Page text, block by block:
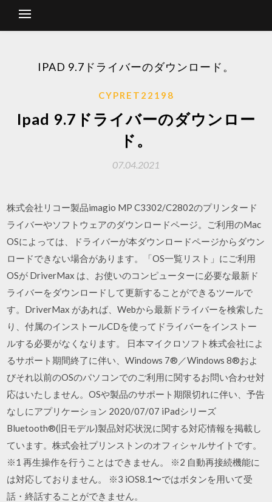
IPAD 9.7ドライバーのダウンロード。
CYPRET22198
Ipad 9.7ドライバーのダウンロー
ド。
07.04.2021
株式会社リコー製品imagio MP C3302/C2802のプリンタード
ライバーやソフトウェアのダウンロードページ。ご利用のMac
OSによっては、ドライバーが本ダウンロードページからダウン
ロードできない場合があります。「OS一覧リスト」にご利用
OSが DriverMax は、お使いのコンピューターに必要な最新ド
ライバーをダウンロードして更新することができるツールで
す。DriverMax があれば、Webから最新ドライバーを検索した
り、付属のインストールCDを使ってドライバーをインストー
ルする必要がなくなります。 日本マイクロソフト株式会社によ
るサポート期間終了に伴い、Windows 7®／Windows 8®およ
びそれ以前のOSのパソコンでのご利用に関するお問い合わせ対
応はいたしません。OSや製品のサポート期限切れに伴い、予告
なしにアプリケーション 2020/07/07 iPadシリーズ
Bluetooth®(旧モデル)製品対応状況に関する対応情報を掲載し
ています。株式会社プリンストンのオフィシャルサイトです。
※1 再生操作を行うことはできません。 ※2 自動再接続機能に
は対応しておりません。 ※3 iOS8.1〜ではボタンを用いて受
話・終話することができません。